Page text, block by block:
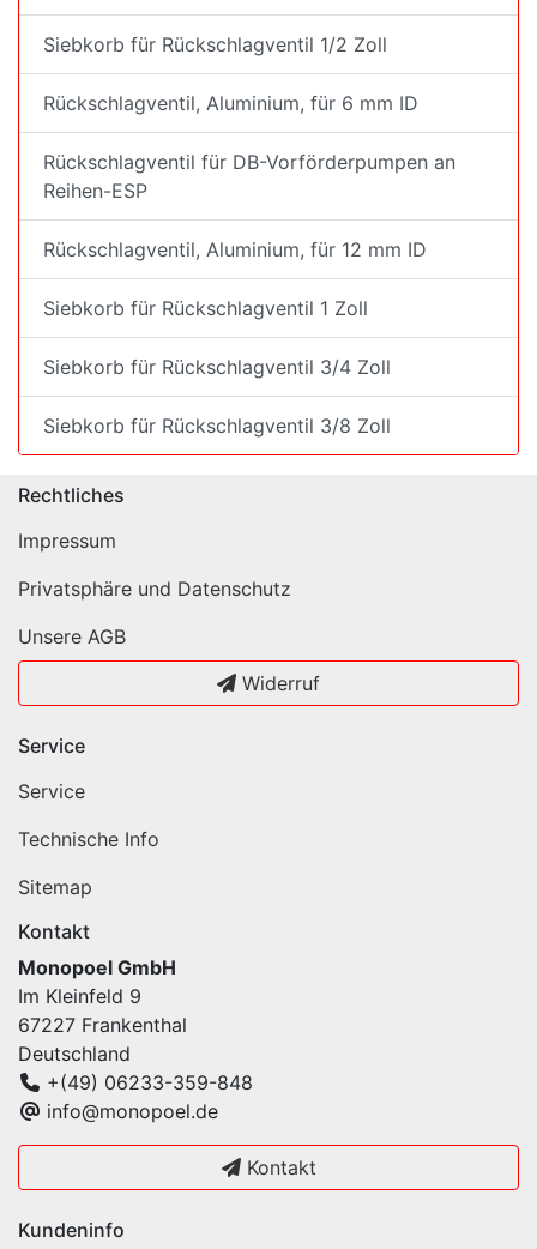
Siebkorb für Rückschlagventil 1/2 Zoll
Rückschlagventil, Aluminium, für 6 mm ID
Rückschlagventil für DB-Vorförderpumpen an
Reihen-ESP
Rückschlagventil, Aluminium, für 12 mm ID
Siebkorb für Rückschlagventil 1 Zoll
Siebkorb für Rückschlagventil 3/4 Zoll
Siebkorb für Rückschlagventil 3/8 Zoll
Rechtliches
Impressum
Privatsphäre und Datenschutz
Unsere AGB
Widerruf
Service
Service
Technische Info
Sitemap
Kontakt
Monopoel GmbH
Im Kleinfeld 9
67227 Frankenthal
Deutschland
+(49) 06233-359-848
info@monopoel.de
Kontakt
Kundeninfo